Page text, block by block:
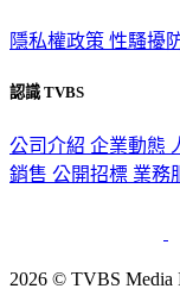
隱私權政策 性騷擾
認識 TVBS
公司介紹 企業動態
銷售 公開招標 業務
2026 © TVBS Media